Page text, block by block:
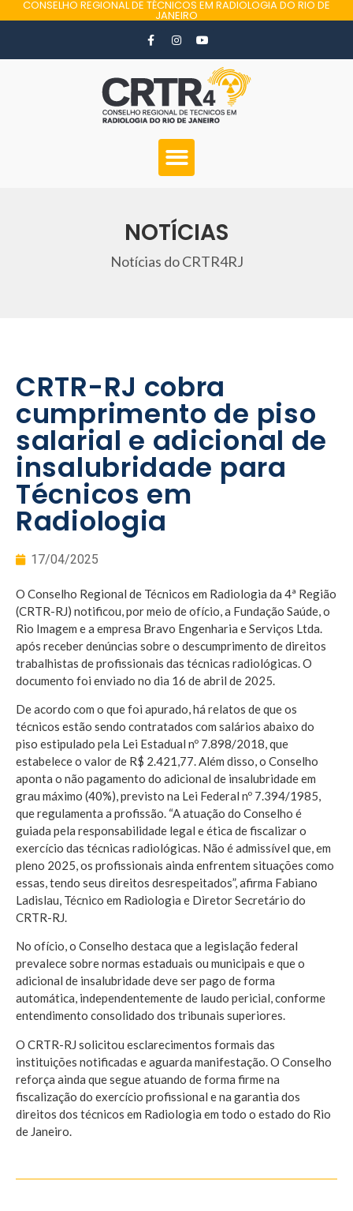
CONSELHO REGIONAL DE TÉCNICOS EM RADIOLOGIA DO RIO DE
JANEIRO
NOTÍCIAS
Notícias do CRTR4RJ
CRTR-RJ cobra
cumprimento de piso
salarial e adicional de
insalubridade para
Técnicos em
Radiologia
17/04/2025
O Conselho Regional de Técnicos em Radiologia da 4ª Região
(CRTR-RJ) notificou, por meio de ofício, a Fundação Saúde, o
Rio Imagem e a empresa Bravo Engenharia e Serviços Ltda.
após receber denúncias sobre o descumprimento de direitos
trabalhistas de profissionais das técnicas radiológicas. O
documento foi enviado no dia 16 de abril de 2025.
De acordo com o que foi apurado, há relatos de que os
técnicos estão sendo contratados com salários abaixo do
piso estipulado pela Lei Estadual nº 7.898/2018, que
estabelece o valor de R$ 2.421,77. Além disso, o Conselho
aponta o não pagamento do adicional de insalubridade em
grau máximo (40%), previsto na Lei Federal nº 7.394/1985,
que regulamenta a profissão. “A atuação do Conselho é
guiada pela responsabilidade legal e ética de fiscalizar o
exercício das técnicas radiológicas. Não é admissível que, em
pleno 2025, os profissionais ainda enfrentem situações como
essas, tendo seus direitos desrespeitados”, afirma Fabiano
Ladislau, Técnico em Radiologia e Diretor Secretário do
CRTR-RJ.
No ofício, o Conselho destaca que a legislação federal
prevalece sobre normas estaduais ou municipais e que o
adicional de insalubridade deve ser pago de forma
automática, independentemente de laudo pericial, conforme
entendimento consolidado dos tribunais superiores.
O CRTR-RJ solicitou esclarecimentos formais das
instituições notificadas e aguarda manifestação. O Conselho
reforça ainda que segue atuando de forma firme na
fiscalização do exercício profissional e na garantia dos
direitos dos técnicos em Radiologia em todo o estado do Rio
de Janeiro.